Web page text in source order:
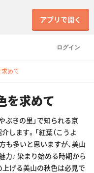
ログイン
アプリで開く
求めて
を求めて
ぶきの里」で知られる京
します。「紅葉（こうよ
も多いと思いますが、美山
力♪ 染まり始める時期から
げる美山の秋色は必見で